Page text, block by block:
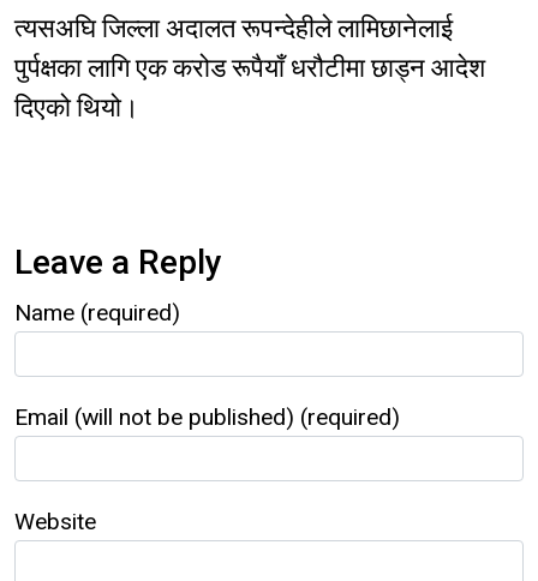
त्यसअघि जिल्ला अदालत रूपन्देहीले लामिछानेलाई
पुर्पक्षका लागि एक करोड रूपैयाँ धरौटीमा छाड्न आदेश
दिएको थियो।
Leave a Reply
Name (required)
Email (will not be published) (required)
Website